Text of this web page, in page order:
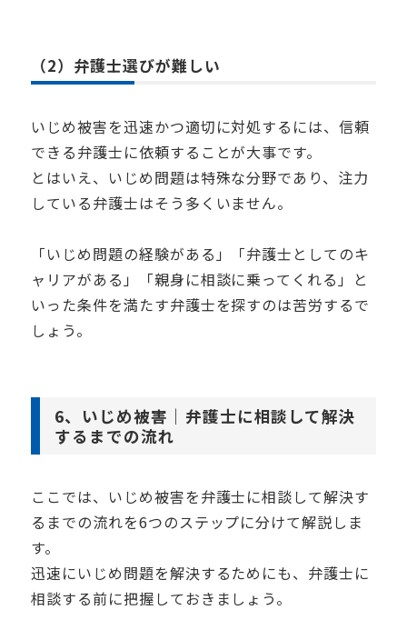
（2）弁護士選びが難しい
いじめ被害を迅速かつ適切に対処するには、信頼
できる弁護士に依頼することが大事です。
とはいえ、いじめ問題は特殊な分野であり、注力
している弁護士はそう多くいません。
「いじめ問題の経験がある」「弁護士としてのキ
ャリアがある」「親身に相談に乗ってくれる」と
いった条件を満たす弁護士を探すのは苦労するで
しょう。
6、いじめ被害｜弁護士に相談して解決
するまでの流れ
ここでは、いじめ被害を弁護士に相談して解決す
るまでの流れを6つのステップに分けて解説しま
す。
迅速にいじめ問題を解決するためにも、弁護士に
相談する前に把握しておきましょう。